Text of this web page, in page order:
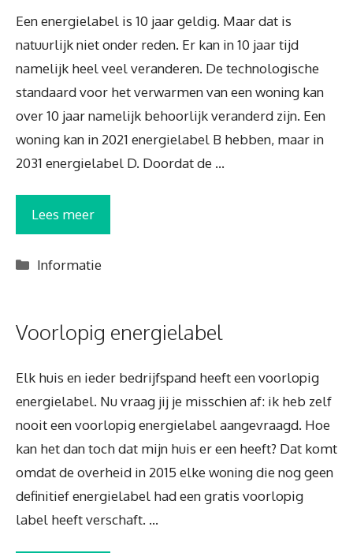
Een energielabel is 10 jaar geldig. Maar dat is
natuurlijk niet onder reden. Er kan in 10 jaar tijd
namelijk heel veel veranderen. De technologische
standaard voor het verwarmen van een woning kan
over 10 jaar namelijk behoorlijk veranderd zijn. Een
woning kan in 2021 energielabel B hebben, maar in
2031 energielabel D. Doordat de …
Lees meer
Categorieën
Informatie
Voorlopig energielabel
Elk huis en ieder bedrijfspand heeft een voorlopig
energielabel. Nu vraag jij je misschien af: ik heb zelf
nooit een voorlopig energielabel aangevraagd. Hoe
kan het dan toch dat mijn huis er een heeft? Dat komt
omdat de overheid in 2015 elke woning die nog geen
definitief energielabel had een gratis voorlopig
label heeft verschaft. …